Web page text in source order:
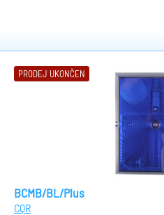
PRODEJ UKONČEN
BCMB/BL/Plus
CQR